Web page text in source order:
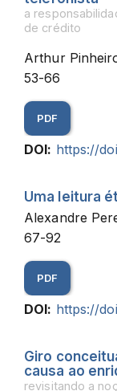
a
de crédito
Arthur
53-66
PDF
DOI: https://
Uma leitura
Alexandre
67-92
PDF
DOI: https://
Giro
causa ao
revisitando a